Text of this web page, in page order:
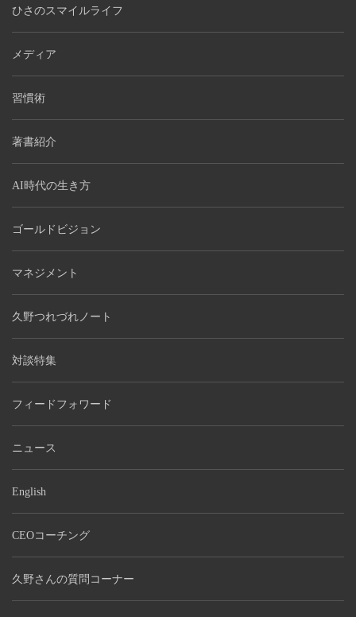
ひさのスマイルライフ
メディア
習慣術
著書紹介
AI時代の生き方
ゴールドビジョン
マネジメント
久野つれづれノート
対談特集
フィードフォワード
ニュース
English
CEOコーチング
久野さんの質問コーナー